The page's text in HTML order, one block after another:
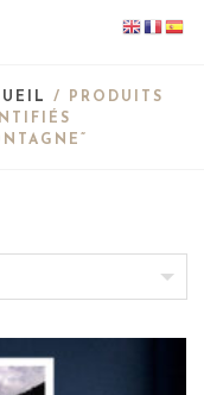
/ PRODUITS